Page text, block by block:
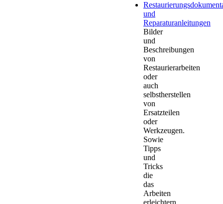
und
Reparaturanleitungen
Bilder
und
Beschreibungen
von
Restaurierarbeiten
oder
auch
selbstherstellen
von
Ersatzteilen
oder
Werkzeugen.
Sowie
Tipps
und
Tricks
die
das
Arbeiten